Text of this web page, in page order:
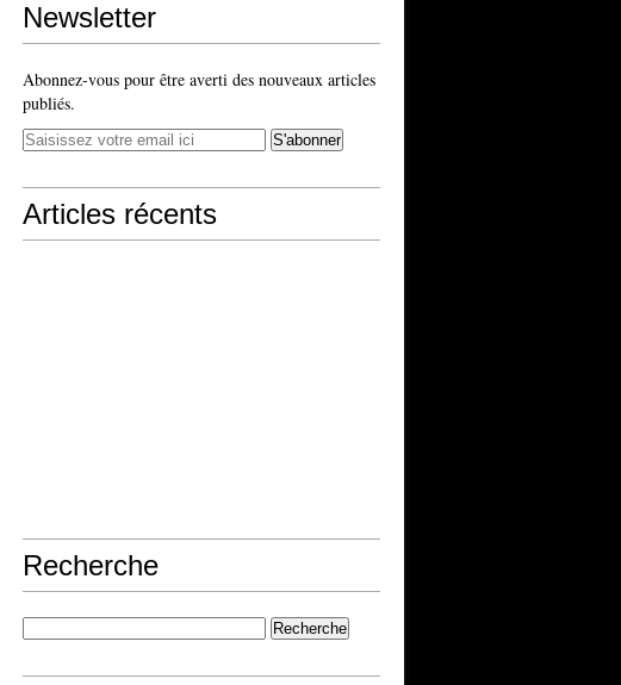
Newsletter
Abonnez-vous pour être averti des nouveaux articles
publiés.
Articles récents
Recherche